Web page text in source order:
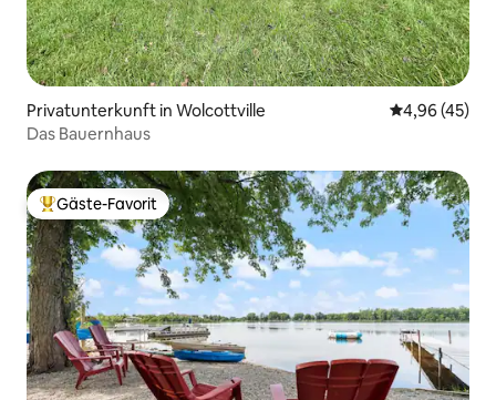
Privatunterkunft in Wolcottville
4,96 (45)
Das Bauernhaus
Beliebter Gäste-Favorit.
Gäste-Favorit